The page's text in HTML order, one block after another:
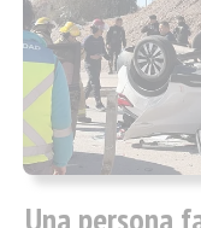
Una persona